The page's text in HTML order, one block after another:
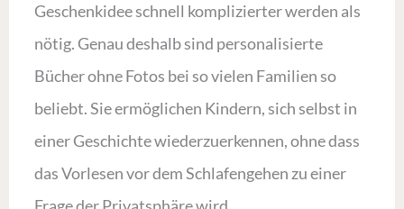
Geschenkidee schnell komplizierter werden als
nötig. Genau deshalb sind personalisierte
Bücher ohne Fotos bei so vielen Familien so
beliebt. Sie ermöglichen Kindern, sich selbst in
einer Geschichte wiederzuerkennen, ohne dass
das Vorlesen vor dem Schlafengehen zu einer